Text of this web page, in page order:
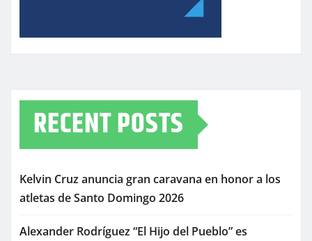
RECENT POSTS
Kelvin Cruz anuncia gran caravana en honor a los
atletas de Santo Domingo 2026
Alexander Rodríguez “El Hijo del Pueblo” es